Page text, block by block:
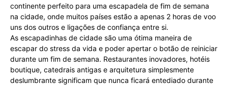
continente perfeito para uma escapadela de fim de semana
na cidade, onde muitos países estão a apenas 2 horas de voo
uns dos outros e ligações de confiança ​​entre si.
As escapadinhas de cidade são uma ótima maneira de
escapar do stress da vida e poder apertar o botão de reiniciar
durante um fim de semana. Restaurantes inovadores, hotéis
boutique, catedrais antigas e arquitetura simplesmente
deslumbrante significam que nunca ficará entediado durante